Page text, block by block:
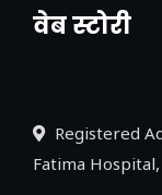
वेब स्टोरी
नया
Registered
Fatima